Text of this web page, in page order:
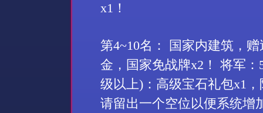
x1 ！
第4~10名： 国家内建筑，赠
金，国家免战牌x2 ！ 将军：
级以上)：高级宝石礼包x1
请留出一个空位以便系统增